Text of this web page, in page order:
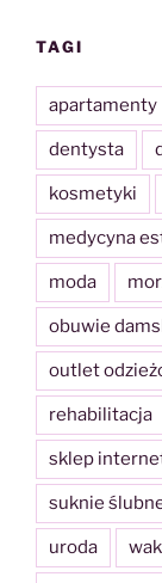
TAGI
apartamenty
dentysta
kosmetyki
medycyna
moda
obuwie
outlet
rehabilitacja
sklep
suknie
uroda